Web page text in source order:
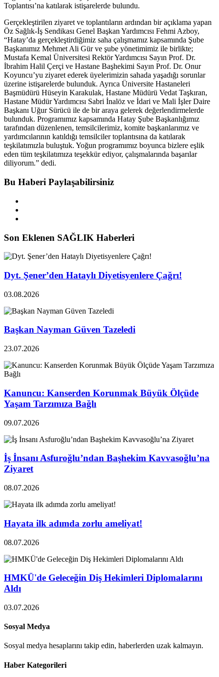
Toplantısı’na katılarak istişarelerde bulundu.
Gerçekleştirilen ziyaret ve toplantıların ardından bir açıklama yapan
Öz Sağlık-İş Sendikası Genel Başkan Yardımcısı Fehmi Azboy,
“Hatay’da gerçekleştirdiğimiz saha çalışmamız kapsamında Şube
Başkanımız Mehmet Ali Gür ve şube yönetimimiz ile birlikte;
Mustafa Kemal Üniversitesi Rektör Yardımcısı Sayın Prof. Dr.
İbrahim Halil Çerçi ve Hastane Başhekimi Sayın Prof. Dr. Onur
Koyuncu’yu ziyaret ederek üyelerimizin sahada yaşadığı sorunlar
üzerine istişarelerde bulunduk. Ayrıca Üniversite Hastaneleri
Başmüdürü Hüseyin Karakulak, Hastane Müdürü Vedat Taşkıran,
Hastane Müdür Yardımcısı Sabri İnalöz ve İdari ve Mali İşler Daire
Başkanı Uğur Sürücü ile de bir araya gelerek değerlendirmelerde
bulunduk. Programımız kapsamında Hatay Şube Başkanlığımız
tarafından düzenlenen, temsilcilerimiz, komite başkanlarımız ve
yardımcılarının katıldığı temsilciler toplantısına da katılarak
teşkilatımızla buluştuk. Yoğun programımız boyunca bizlere eşlik
eden tüm teşkilatımıza teşekkür ediyor, çalışmalarında başarılar
diliyorum.” dedi.
Bu Haberi Paylaşabilirsiniz
Son Eklenen SAĞLIK Haberleri
Dyt. Şener’den Hataylı Diyetisyenlere Çağrı!
03.08.2026
Başkan Nayman Güven Tazeledi
23.07.2026
Kanuncu: Kanserden Korunmak Büyük Ölçüde
Yaşam Tarzımıza Bağlı
09.07.2026
İş İnsanı Asfuroğlu’ndan Başhekim Kavvasoğlu’na
Ziyaret
08.07.2026
Hayata ilk adımda zorlu ameliyat!
08.07.2026
HMKÜ'de Geleceğin Diş Hekimleri Diplomalarını
Aldı
03.07.2026
Sosyal Medya
Sosyal medya hesaplarını takip edin, haberlerden uzak kalmayın.
Haber Kategorileri